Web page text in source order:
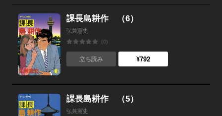
課長島耕作 （6）
弘兼憲史
(0)
立ち読み ¥792
課長島耕作 （5）
弘兼憲史